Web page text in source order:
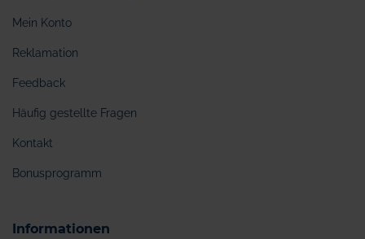
Mein Konto
Reklamation
Feedback
Häufig gestellte Fragen
Kontakt
Bonusprogramm
Informationen